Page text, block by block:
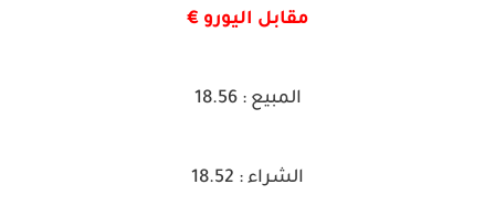
مقابل اليورو €
المبيع : 18.56
الشراء : 18.52